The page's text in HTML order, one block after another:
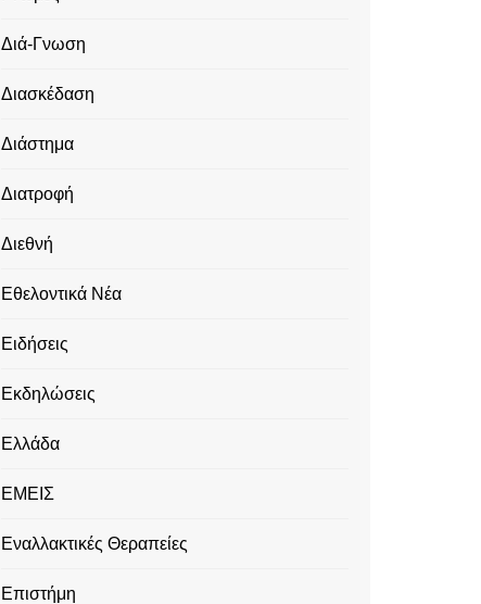
Διά-Γνωση
Διασκέδαση
Διάστημα
Διατροφή
Διεθνή
Εθελοντικά Νέα
Ειδήσεις
Εκδηλώσεις
Ελλάδα
ΕΜΕΙΣ
Εναλλακτικές Θεραπείες
Επιστήμη